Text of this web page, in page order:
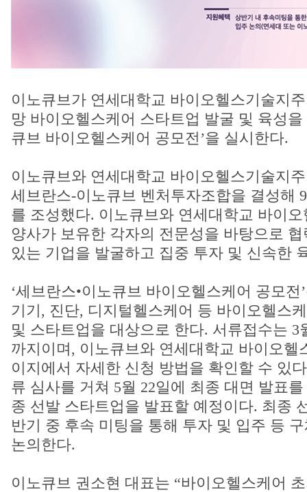
이노큐브가 연세대학교 바이오헬스기술지
망 바이오헬스케어 스타트업 발굴 및 육성을
큐브 바이오헬스케어 공모전’을 실시한다.
이노큐브와 연세대학교 바이오헬스기술지
세브란스-이노큐브 벤처투자조합을 결성해
를 조성했다. 이노큐브와 연세대학교 바이
양사가 보유한 각자의 전문성을 바탕으로
있는 기업을 발굴하고 집중 투자 및 신속한
‘세브란스•이노큐브 바이오헬스케어 공모전
기기, 진단, 디지털헬스케어 등 바이오헬스
및 스타트업을 대상으로 한다. 서류접수는 3
까지이며, 이노큐브와 연세대학교 바이오헬
이지에서 자세한 신청 방법을 확인할 수 있
류 심사를 거쳐 5월 22일에 최종 대면 발표
종 선발 스타트업을 발표할 예정이다. 최종
반기 중 후속 미팅을 통해 투자 및 입주 등
논의한다.
이노큐브 권소현 대표는 “바이오헬스케어